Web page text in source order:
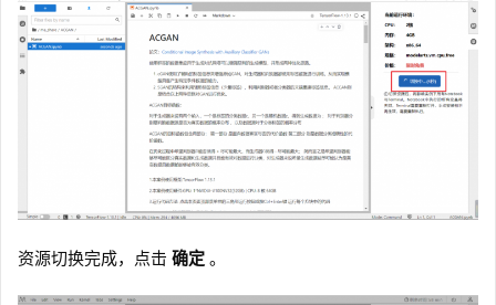
资源切换完成，点击 确定。